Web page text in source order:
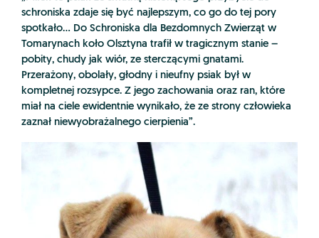
schroniska zdaje się być najlepszym, co go do tej pory
spotkało… Do Schroniska dla Bezdomnych Zwierząt w
Tomarynach koło Olsztyna trafił w tragicznym stanie –
pobity, chudy jak wiór, ze sterczącymi gnatami.
Przerażony, obolały, głodny i nieufny psiak był w
kompletnej rozsypce. Z jego zachowania oraz ran, które
miał na ciele ewidentnie wynikało, że ze strony człowieka
zaznał niewyobrażalnego cierpienia”.